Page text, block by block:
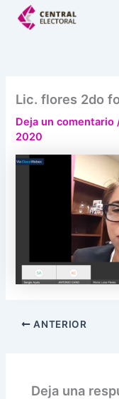
Lic. flores 2do
Deja un comentario
2020
ANTERIOR
Deja una